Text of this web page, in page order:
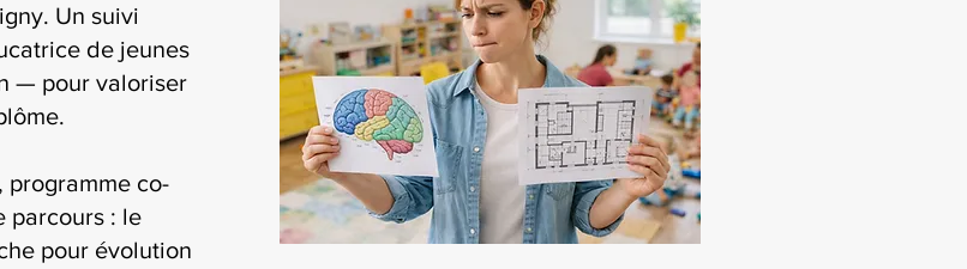
Un suivi
de jeunes
— pour valoriser
programme co-
parcours : le
pour évolution